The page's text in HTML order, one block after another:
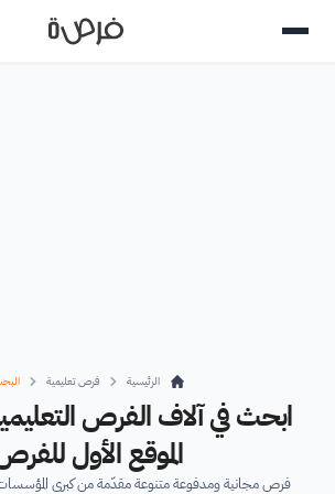
الرئيسية فرص تعليمية
ابحث في آلاف الفرص
الموقع الأول
فرص مجانية ومدفوعة متنوعة مقدّمة من كبرى